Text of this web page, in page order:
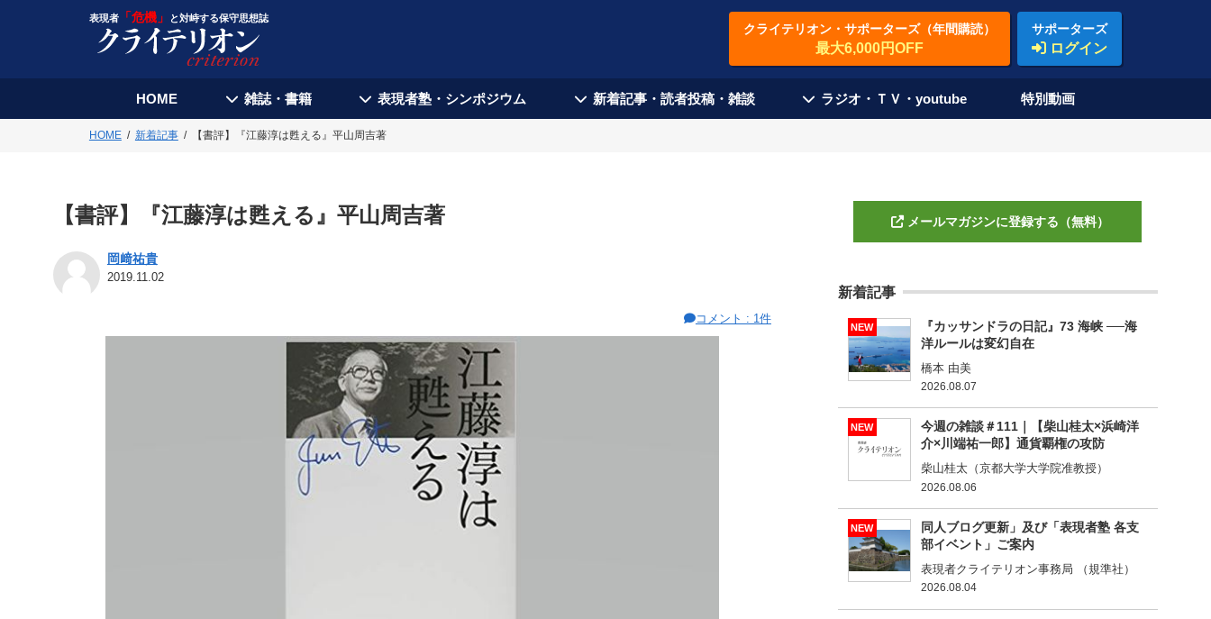
表現者「危機」 と対峙する保守思想誌
クライテリオン・サポーターズ（年間購読）
最大6,000円OFF
サポーターズ
ログイン
HOME 雑誌・書籍 表現者塾・シンポジウム 新着記事・読者投稿・雑談 ラジオ・ＴＶ・youtube 特別動画
HOME 新着記事 【書評】『江藤淳は甦える』平山周吉著
【書評】『江藤淳は甦える』平山周吉著
岡﨑祐貴
2019.11.02
コメント : 1件
メールマガジンに登録する（無料）
新着記事
NEW
『カッサンドラの日記』73 海峡 ──海
洋ルールは変幻自在
橋本 由美
2026.08.07
NEW
今週の雑談＃111｜【柴山桂太×浜崎洋
介×川端祐一郎】通貨覇権の攻防
柴山桂太（京都大学大学院准教授）
2026.08.06
NEW
同人ブログ更新」及び「表現者塾 各支
部イベント」ご案内
表現者クライテリオン事務局 （規準社）
2026.08.04